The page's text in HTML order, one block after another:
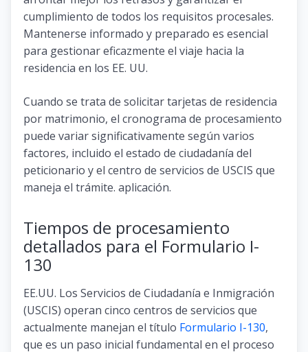
cumplimiento de todos los requisitos procesales.
Mantenerse informado y preparado es esencial
para gestionar eficazmente el viaje hacia la
residencia en los EE. UU.
Cuando se trata de solicitar tarjetas de residencia
por matrimonio, el cronograma de procesamiento
puede variar significativamente según varios
factores, incluido el estado de ciudadanía del
peticionario y el centro de servicios de USCIS que
maneja el trámite. aplicación.
Tiempos de procesamiento
detallados para el Formulario I-
130
EE.UU. Los Servicios de Ciudadanía e Inmigración
(USCIS) operan cinco centros de servicios que
actualmente manejan el título Formulario I-130,
que es un paso inicial fundamental en el proceso